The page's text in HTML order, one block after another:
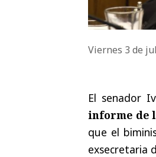
Viernes 3 de
El senador
informe de
que el
exsecretaria